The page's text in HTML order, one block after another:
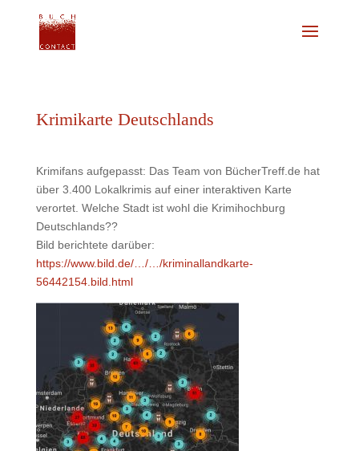
Krimikarte Deutschlands
Krimifans aufgepasst: Das Team von BücherTreff.de hat
über 3.400 Lokalkrimis auf einer interaktiven Karte
verortet. Welche Stadt ist wohl die Krimihochburg
Deutschlands??
Bild berichtete darüber:
https://www.bild.de/…/…/kriminallandkarte-
56442154.bild.html